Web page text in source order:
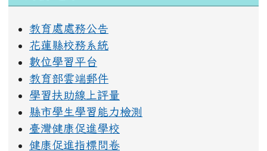
教育處處務公告
花蓮縣校務系統
數位學習平台
教育部雲端郵件
學習扶助線上評量
縣市學生學習能力檢測
臺灣健康促進學校
健康促進指標問卷